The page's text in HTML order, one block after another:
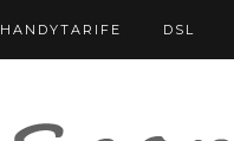
HANDYTARIFE DSL